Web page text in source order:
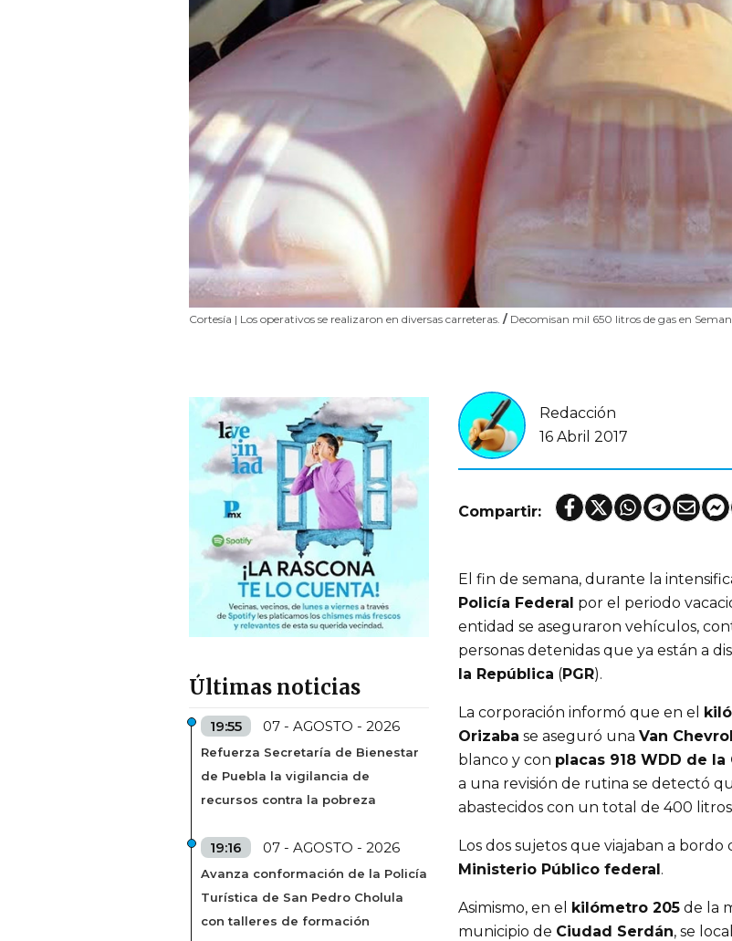
Cortesía | Los operativos se realizaron en diversas carreteras. / Decomisan mil 650 litros de gas en
Últimas noticias
19:55 07 - AGOSTO - 2026
Refuerza Secretaría de Bienestar
de Puebla la vigilancia de
recursos contra la pobreza
19:16 07 - AGOSTO - 2026
Avanza conformación de la Policía
Turística de San Pedro Cholula
con talleres de formación
Redacción
16 Abril 2017
Compartir:
El fin de semana, durante la
Policía Federal por el periodo
entidad se aseguraron vehículos,
personas detenidas que ya están a
la República (PGR).
La corporación informó que en el
Orizaba se aseguró una Van
blanco y con placas 918 WDD de
a una revisión de rutina se detectó
abastecidos con un total de 400
Los dos sujetos que viajaban a bordo
Ministerio Público federal.
Asimismo, en el kilómetro 205 de la
municipio de Ciudad Serdán, se